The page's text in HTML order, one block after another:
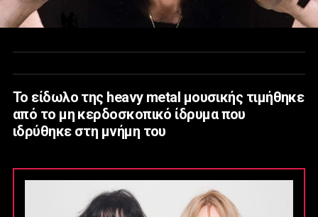
Το είδωλο της heavy metal μουσικής τιμήθηκε
από το μη κερδοσκοπικό ίδρυμα που
ιδρύθηκε στη μνήμη του